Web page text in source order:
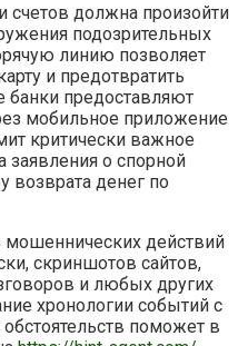
счетов должна произойти
подозрительных
линию позволяет
и предотвратить
банки предоставляют
мобильное приложение
критически важное
о спорной
возврата денег по
мошеннических действий
скриншотов сайтов,
и любых других
хронологии событий с
поможет в